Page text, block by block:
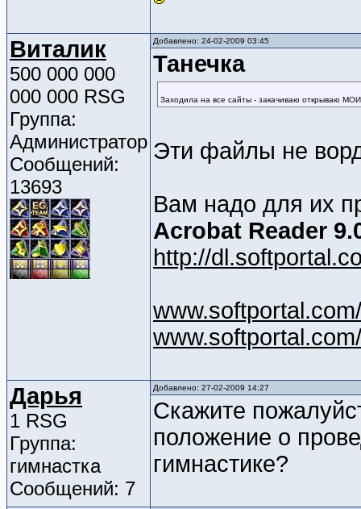
Виталик
500 000 000
000 000 RSG
Группа:
Администратор
Сообщений:
13693
Добавлено: 24-02-2009 03:45
Танечка
Заходила на все сайты - закачиваю открываю
Эти файлы не
Вам надо для их
Acrobat Reader
http://
Дарья
1 RSG
Группа:
гимнастка
Сообщений: 7
Добавлено: 27-02-2009 14:27
Скажите
положение о
гимнастике?